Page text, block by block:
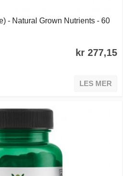
- Natural Grown Nutrients - 60
kr 277,15
LES MER